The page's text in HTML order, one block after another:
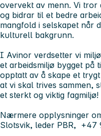
overvekt av menn. Vi
og bidrar til et bedre
mangfold i selskapet når
kulturell bakgrunn.
I Avinor verdsetter vi
et arbeidsmiljø bygget på
opptatt av å skape et
at vi skal trives sammen,
et sterkt og viktig fagmiljø!
Nærmere opplysninger
Slotsvik, leder PBR, +47